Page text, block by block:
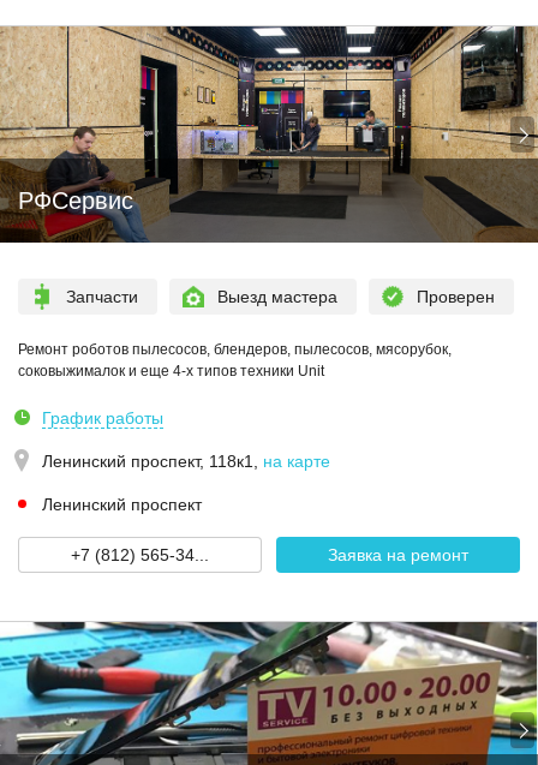
РФСервис
Запчасти Выезд мастера Проверен
Ремонт роботов пылесосов, блендеров, пылесосов, мясорубок,
соковыжималок и еще 4-х типов техники Unit
График работы
Ленинский проспект, 118к1 на карте
Ленинский проспект
+7 (812) 565-34... Заявка на ремонт